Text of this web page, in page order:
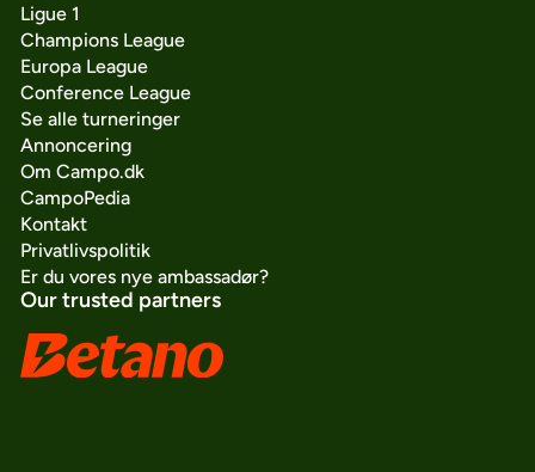
Ligue 1
Champions League
Europa League
Conference League
Se alle turneringer
Annoncering
Om Campo.dk
CampoPedia
Kontakt
Privatlivspolitik
Er du vores nye ambassadør?
Our trusted partners